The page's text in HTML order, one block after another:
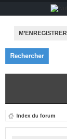
M’ENREGISTRER
Rechercher
Index du forum